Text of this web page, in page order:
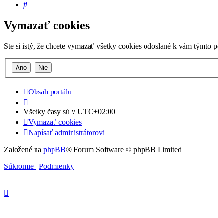
Hľadať
Vymazať cookies
Ste si istý, že chcete vymazať všetky cookies odoslané k vám týmto
Obsah portálu
Všetky časy sú v UTC+02:00
Vymazať cookies
Napísať administrátorovi
Založené na phpBB® Forum Software © phpBB Limited
Súkromie | Podmienky